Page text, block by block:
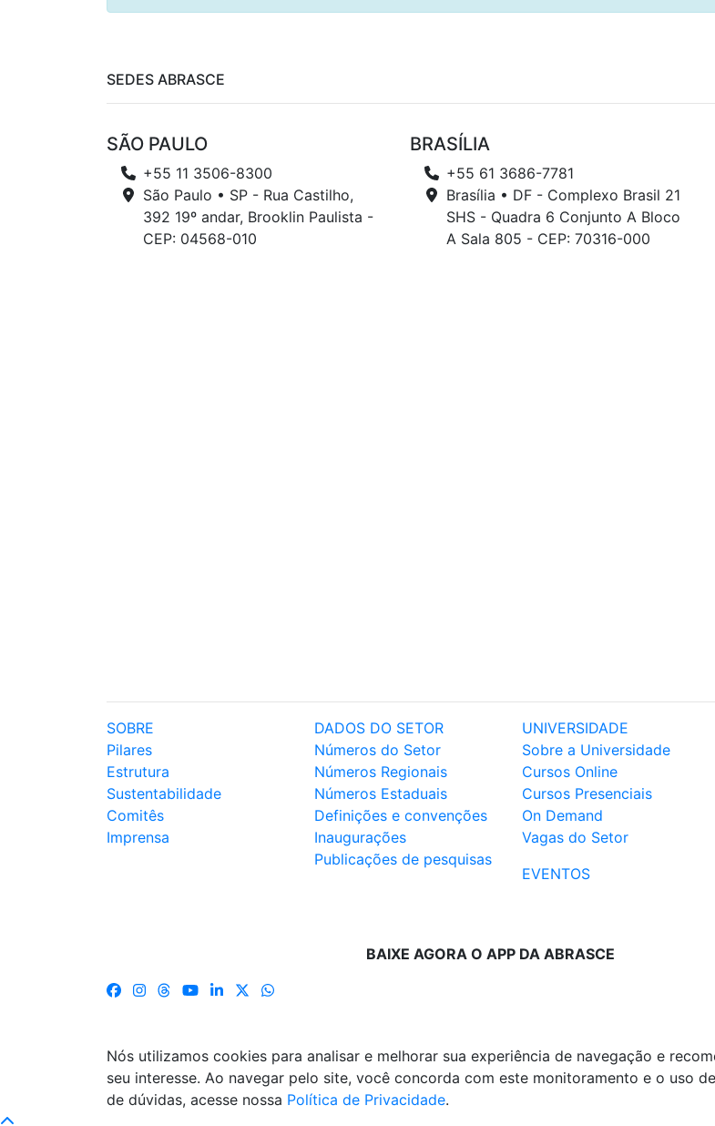
SEDES ABRASCE
SÃO PAULO
+55 11 3506-8300
São Paulo • SP - Rua Castilho,
392 19º andar, Brooklin Paulista -
CEP: 04568-010
BRASÍLIA
+55 61 3686-7781
Brasília • DF - Complexo Brasil 21
SHS - Quadra 6 Conjunto A Bloco
A Sala 805 - CEP: 70316-000
SOBRE
Pilares
Estrutura
Sustentabilidade
Comitês
Imprensa
DADOS DO SETOR
Números do Setor
Números Regionais
Números Estaduais
Definições e convenções
Inaugurações
Publicações de pesquisas
UNIVERSIDADE
Sobre a Universidade
Cursos Online
Cursos Presenciais
On Demand
Vagas do Setor
EVENTOS
BAIXE AGORA O APP DA ABRASCE
Nós utilizamos cookies para analisar e melhorar sua experiência de navegação e
seu interesse. Ao navegar pelo site, você concorda com este monitoramento e o uso
de dúvidas, acesse nossa Política de Privacidade.